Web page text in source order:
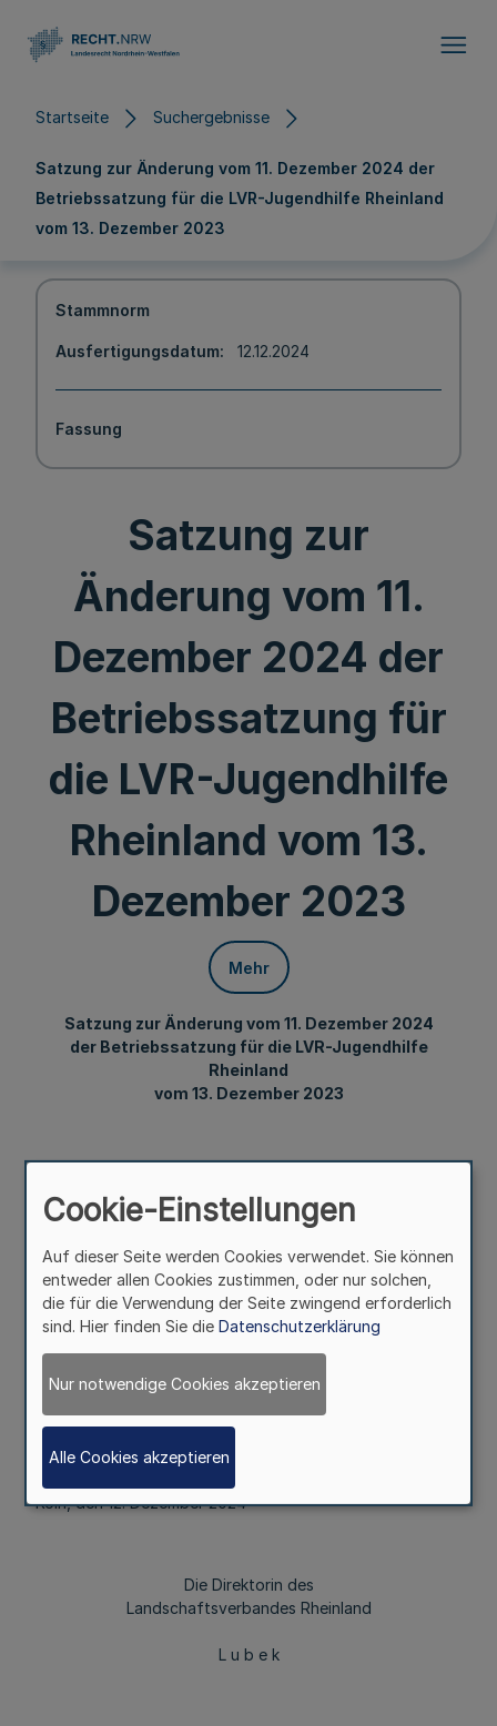
Startseite Suchergebnisse
Satzung zur Änderung vom 11. Dezember 2024 der
Betriebssatzung für die LVR-Jugendhilfe Rheinland
vom 13. Dezember 2023
Stammnorm
Ausfertigungsdatum 12.12.2024
Fassung
Satzung zur
Änderung vom 11.
Dezember 2024 der
Betriebssatzung für
die LVR-Jugendhilfe
Rheinland vom 13.
Dezember 2023
Mehr
Satzung zur Änderung vom 11. Dezember 2024
der Betriebssatzung für die LVR-Jugendhilfe
Rheinland
vom 13. Dezember 2023
des Landschaftsverbandes Rheinland
Die Satzung zur Änderung vom 11. Dezember 2024 der
Betriebssatzung für die LVR-Jugendhilfe Rheinland vom
13. Dezember 2023 ist im Internet unter
www.bekanntmachungen.lvr.de öffentlich bekannt
gemacht worden.
Köln, den 12. Dezember 2024
Die Direktorin des
Landschaftsverbandes Rheinland
L u b e k
Cookie-Einstellungen
Auf dieser Seite werden Cookies verwendet. Sie können
entweder allen Cookies zustimmen, oder nur solchen,
die für die Verwendung der Seite zwingend erforderlich
sind. Hier finden Sie die Datenschutzerklärung
Nur notwendige Cookies akzeptieren
Alle Cookies akzeptieren